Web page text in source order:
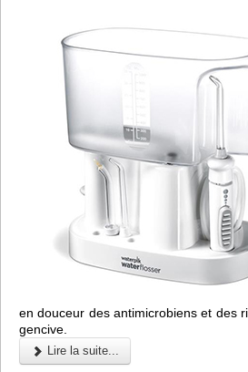
en douceur des antimicrobiens et des
gencive.
Lire la suite...